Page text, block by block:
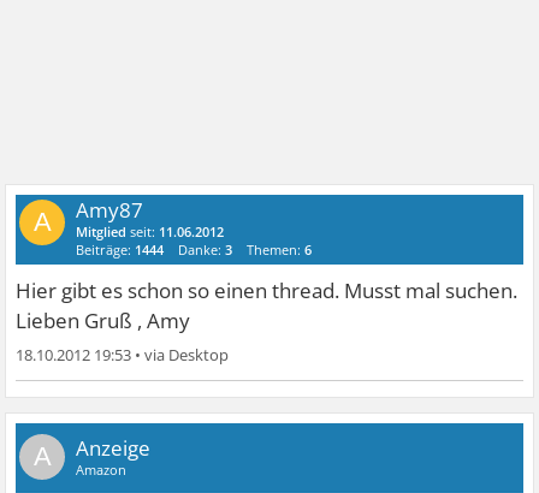
A Amy87
Mitglied seit: 11.06.2012
Beiträge: 1444 Danke:3 Themen:6
Hier gibt es schon so einen thread. Musst mal suchen.
Lieben Gruß , Amy
18.10.2012 19:53 •
A